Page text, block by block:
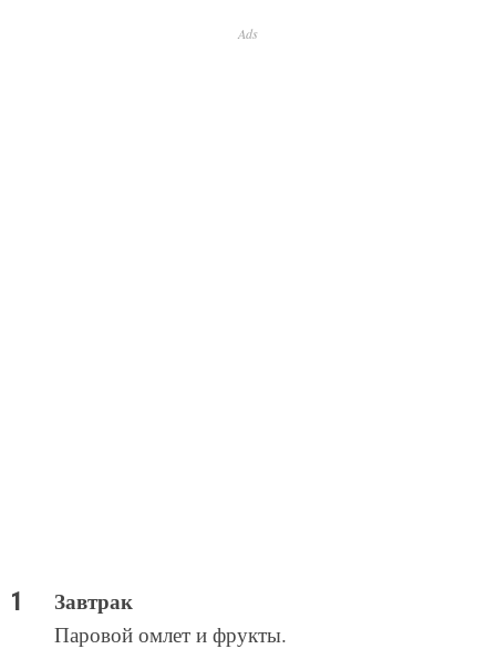
Ads
Завтрак
Паровой омлет и фрукты.